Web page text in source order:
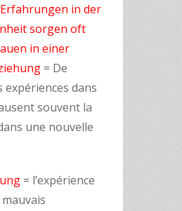
in der
sorgen oft
in einer
= De
expériences dans
souvent la
une nouvelle
= l’expérience
mauvais